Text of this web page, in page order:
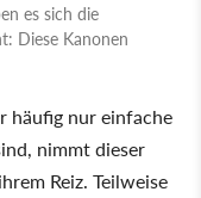
es sich die
Diese Kanonen
häufig nur einfache
nimmt dieser
Reiz. Teilweise